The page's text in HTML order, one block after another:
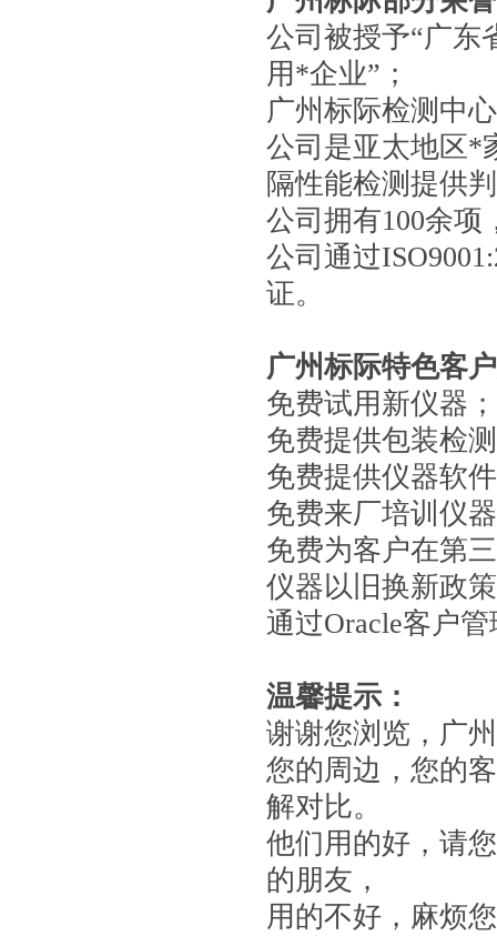
公司被授予“广东
用*企业”；
广州标际检测中
公司是亚太地区*
隔性能检测提供
公司拥有100余项
公司通过
证。
广州标际特色客
免费试用新仪器；
免费提供包装检
免费提供仪器软
免费来厂培训仪
免费为客户在第
仪器以旧换新政
通过Oracle客户
温馨提示：
谢谢您浏览，广
您的周边，您的
解对比。
他们用的好，请
的朋友，
用的不好，麻烦